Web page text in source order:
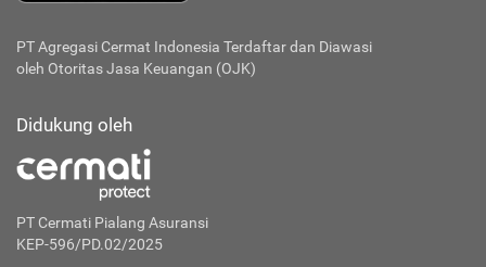
PT Agregasi Cermat Indonesia Terdaftar dan Diawasi
oleh Otoritas Jasa Keuangan (OJK)
Didukung oleh
PT Cermati Pialang Asuransi
KEP-596/PD.02/2025